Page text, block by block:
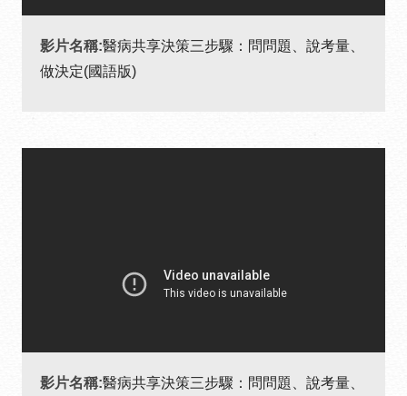
影片名稱:醫病共享決策三步驟：問問題、說考量、
做決定(國語版)
影片名稱:醫病共享決策三步驟：問問題、說考量、